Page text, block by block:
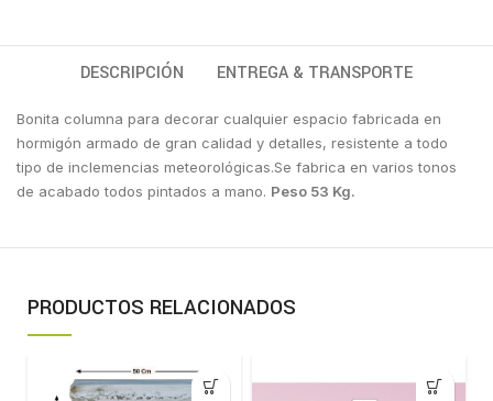
DESCRIPCIÓN ENTREGA & TRANSPORTE
Bonita columna para decorar cualquier espacio fabricada en
hormigón armado de gran calidad y detalles, resistente a todo
tipo de inclemencias meteorológicas.Se fabrica en varios tonos
de acabado todos pintados a mano. Peso 53 Kg.
PRODUCTOS RELACIONADOS